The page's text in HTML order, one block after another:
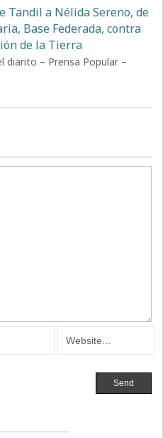
Tandil a Nélida Sereno, de
Base Federada, contra
de la Tierra
diarito – Prensa Popular –